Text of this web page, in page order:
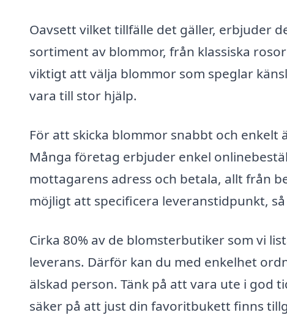
Oavsett vilket tillfälle det gäller, erbjuder
sortiment av blommor, från klassiska
viktigt att välja blommor som speglar
vara till stor hjälp.
För att skicka blommor snabbt och
Många företag erbjuder enkel
mottagarens adress och betala, allt från
möjligt att specificera leveranstidpunkt,
Cirka 80% av de blomsterbutiker som vi
leverans. Därför kan du med enkelhet
älskad person. Tänk på att vara ute i god
säker på att just din favoritbukett finns